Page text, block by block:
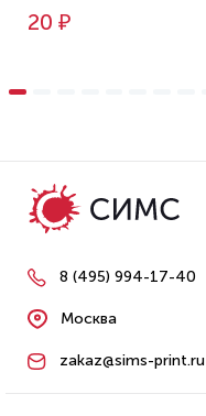
20 ₽
8 (495) 994-17-40
Москва
zakaz@sims-print.ru